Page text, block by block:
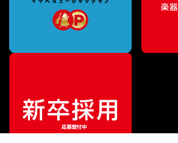
販売価格¥9,900（税込）